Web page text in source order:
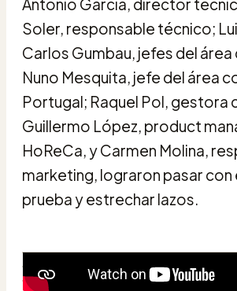
Antonio García, director
Soler, responsable técnico;
Carlos Gumbau, jefes del
Nuno Mesquita, jefe del área
Portugal; Raquel Pol, gestora
Guillermo López, product
HoReCa, y Carmen Molina,
marketing, lograron pasar con
prueba y estrechar lazos.